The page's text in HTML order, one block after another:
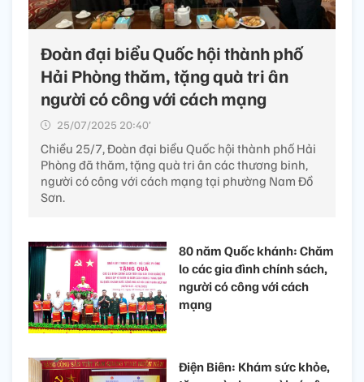
Đoàn đại biểu Quốc hội thành phố
Hải Phòng thăm, tặng quà tri ân
người có công với cách mạng
25/07/2025 20:40’
Chiều 25/7, Đoàn đại biểu Quốc hội thành phố Hải
Phòng đã thăm, tặng quà tri ân các thương binh,
người có công với cách mạng tại phường Nam Đồ
Sơn.
80 năm Quốc khánh: Chăm
lo các gia đình chính sách,
người có công với cách
mạng
Điện Biên: Khám sức khỏe,